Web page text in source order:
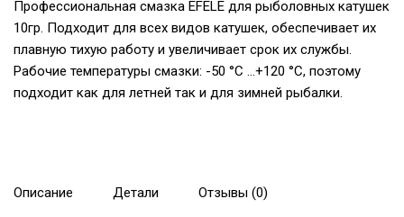
Профессиональная смазка EFELE для рыболовных катушек
10гр. Подходит для всех видов катушек, обеспечивает их
плавную тихую работу и увеличивает срок их службы.
Рабочие температуры смазки: -50 °C …+120 °C, поэтому
подходит как для летней так и для зимней рыбалки.
Описание Детали Отзывы (0)